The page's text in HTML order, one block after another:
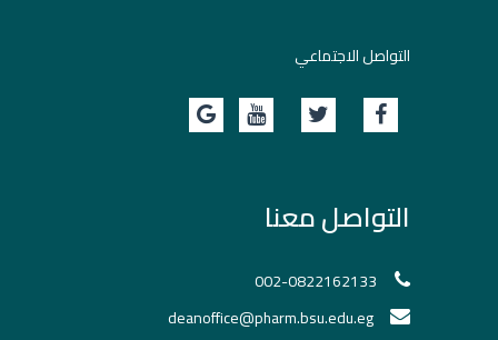
التواصل الاجتماعي
التواصل معنا
002-0822162133